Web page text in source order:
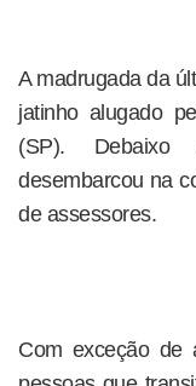
A madrugada da
jatinho alugado
(SP). Debaixo
desembarcou na
de assessores.
Com exceção de